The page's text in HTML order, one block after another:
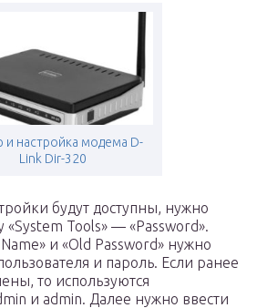
и настройка модема D-
Link Dir-320
будут доступны, нужно
«System Tools» — «Password».
и «Old Password» нужно
и пароль. Если ранее
то используются
и admin. Далее нужно ввести